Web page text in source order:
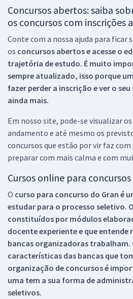
Concursos abertos: saiba
os concursos com inscrições
Conte com a nossa ajuda para ficar
os concursos abertos e acesse o
trajetória de estudo. É muito
sempre atualizado, isso porque
fazer perder a inscrição e ver o
ainda mais.
Em nosso site, pode-se visualizar
andamento e até mesmo os
concursos que estão por vir faz
preparar com mais calma e com
Cursos online para concursos
O curso para concurso do Gran é
estudar para o processo seletivo.
constituídos por módulos
docente experiente e que
bancas organizadoras trabalham.
características das bancas que
organização de concursos é
uma tem a sua forma de
seletivos.